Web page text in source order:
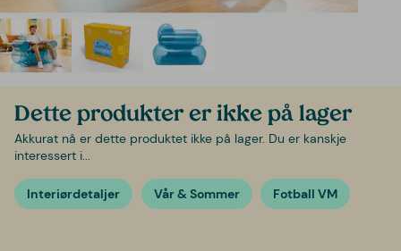
Dette produkter er ikke på lager
Akkurat nå er dette produktet ikke på lager. Du er kanskje
interessert i...
Interiørdetaljer Vår & Sommer Fotball VM